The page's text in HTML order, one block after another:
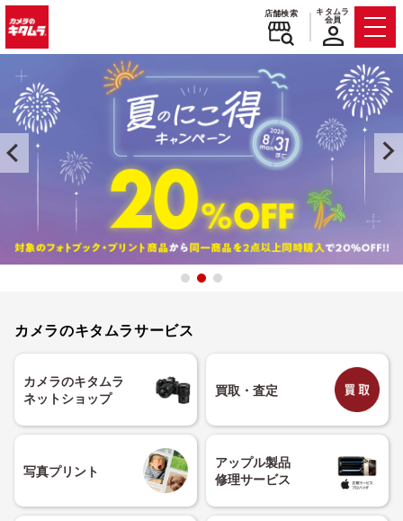
店舗検索
キタムラ
会員
カメラのキタムラサービス
カメラのキタムラ
ネットショップ
買取・査定
写真プリント
アップル製品
修理サービス